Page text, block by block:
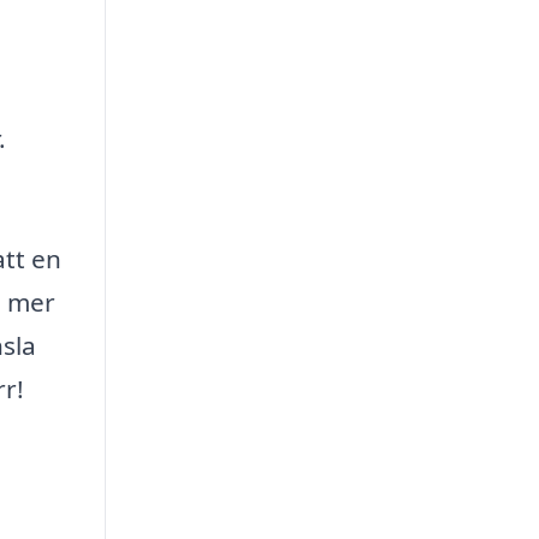
en
mer